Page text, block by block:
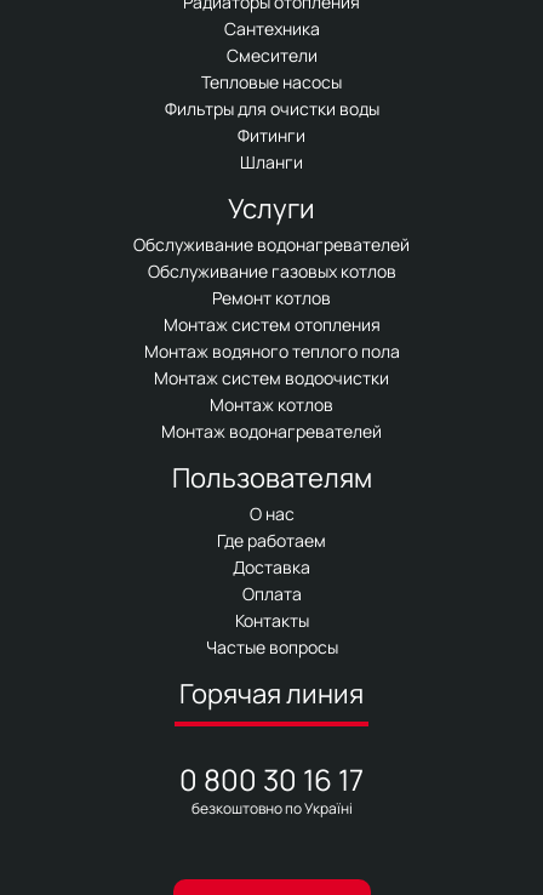
Сантехника
Смесители
Тепловые насосы
Фильтры для очистки воды
Фитинги
Шланги
Услуги
Обслуживание водонагревателей
Обслуживание газовых котлов
Ремонт котлов
Монтаж систем отопления
Монтаж водяного теплого пола
Монтаж систем водоочистки
Монтаж котлов
Монтаж водонагревателей
Пользователям
О нас
Где работаем
Доставка
Оплата
Контакты
Частые вопросы
Горячая линия
0 800 30 16 17
безкоштовно по Україні